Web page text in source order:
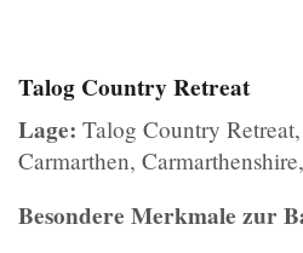
Talog Country Retreat
Lage: Talog Country
Carmarthen,
Besondere Merkmale zur